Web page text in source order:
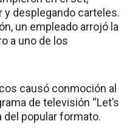
y desplegando carteles.
un empleado arrojó la
a uno de los
causó conmoción al
de televisión “Let’s
del popular formato.